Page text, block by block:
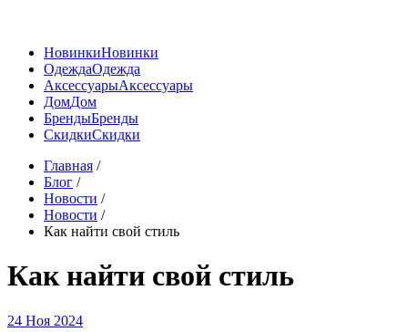
НовинкиНовинки
ОдеждаОдежда
АксессуарыАксессуары
ДомДом
БрендыБренды
СкидкиСкидки
Главная /
Блог /
Новости /
Новости /
Как найти свой стиль
Как найти свой стиль
24 Ноя 2024